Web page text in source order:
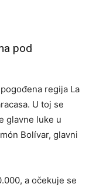
pod
regija La
U toj se
glavne luke u
Bolívar, glavni
a očekuje se